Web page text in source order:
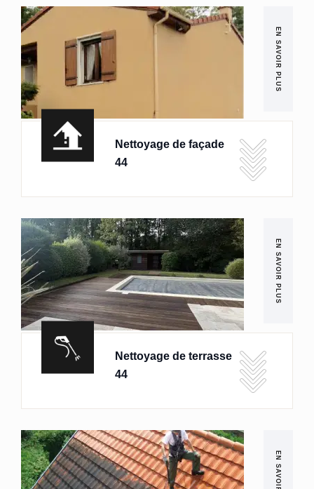
EN SAVOIR PLUS
Nettoyage de façade
44
EN SAVOIR PLUS
Nettoyage de terrasse
44